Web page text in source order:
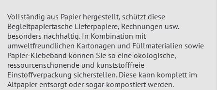
Vollständig aus Papier hergestellt, schützt diese
Begleitpapiertasche Lieferpapiere, Rechnungen usw.
besonders nachhaltig. In Kombination mit
umweltfreundlichen Kartonagen und Füllmaterialien sowie
Papier-Klebeband können Sie so eine ökologische,
ressourcenschonende und kunststofffreie
Einstoffverpackung sicherstellen. Diese kann komplett im
Altpapier entsorgt oder sogar kompostiert werden.